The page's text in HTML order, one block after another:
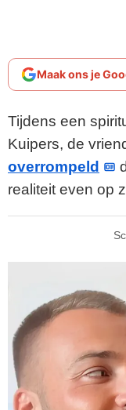
Maak ons je
Tijdens een
Kuipers, de
overrompeld
realiteit even op